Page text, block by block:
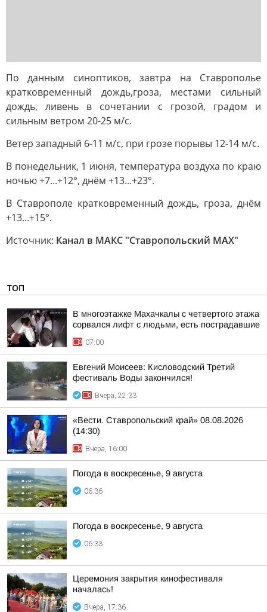
По данным синоптиков, завтра на Ставрополье
кратковременный дождь,гроза, местами сильный
дождь, ливень в сочетании с грозой, градом и
сильным ветром 20-25 м/с.
Ветер западный 6-11 м/с, при грозе порывы 12-14 м/с.
В понедельник, 1 июня, температура воздуха по краю
ночью +7...+12°, днём +13...+23°.
В Ставрополе кратковременный дождь, гроза, днём
+13...+15°.
Источник: Канал в МАКС "Ставропольский MAX"
ТОП
В многоэтажке Махачкалы с четвертого этажа
сорвался лифт с людьми, есть пострадавшие
07:00
Евгений Моисеев: Кисловодский Третий
фестиваль Воды закончился!
Вчера, 22:33
«Вести. Ставропольский край» 08.08.2026
(14:30)
Вчера, 16:00
Погода в воскресенье, 9 августа
06:36
Погода в воскресенье, 9 августа
06:33
Церемония закрытия кинофестиваля
началась!
Вчера, 17:36